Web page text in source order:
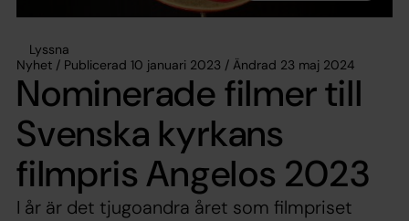
Lyssna
Nyhet / Publicerad 10 januari 2023 / Ändrad 23 maj 2024
Nominerade filmer till
Svenska kyrkans
filmpris Angelos 2023
I år är det tjugoandra året som filmpriset